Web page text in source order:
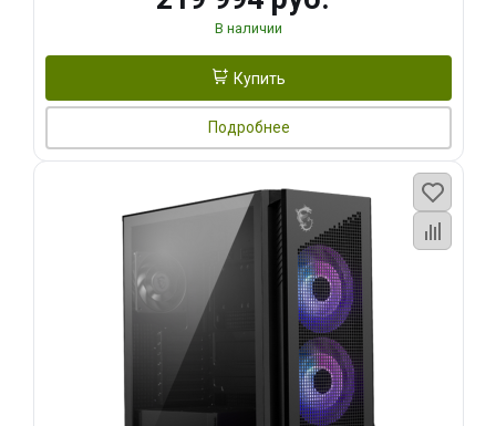
В наличии
Купить
Подробнее